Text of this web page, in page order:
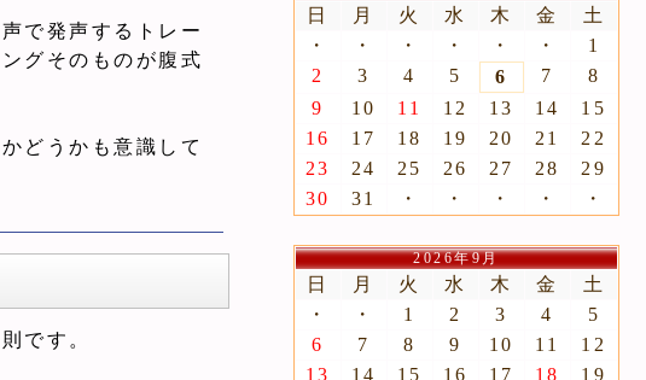
で発声するトレー
グそのものが腹式
どうかも意識して
です。
日 月 火 水 木 金
土
・
・ ・ ・ ・ ・
1
2
3 4 5 6 7
8
9
10 11 12 13 14
15
16
17 18 19 20 21
22
23
24 25 26 27 28
29
30
31 ・ ・ ・ ・ ・
2026年9月
日 月 火 水 木 金
土
・
・ 1 2 3 4
5
6
7 8 9 10 11
12
13
14 15 16 17 18
19